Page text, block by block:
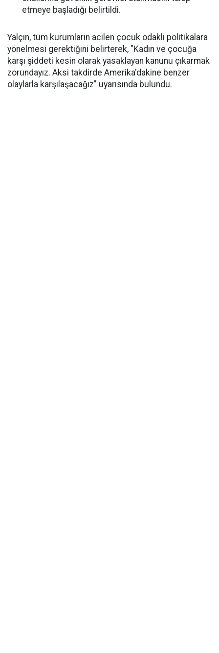
etmeye başladığı belirtildi.
Yalçın, tüm kurumların acilen çocuk odaklı politikalara
yönelmesi gerektiğini belirterek, "Kadın ve çocuğa
karşı şiddeti kesin olarak yasaklayan kanunu çıkarmak
zorundayız. Aksi takdirde Amerika'dakine benzer
olaylarla karşılaşacağız" uyarısında bulundu.